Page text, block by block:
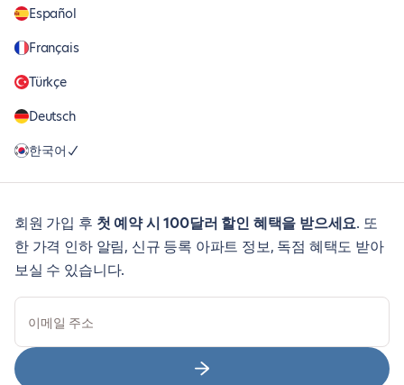
Español
Français
Türkçe
Deutsch
한국어
회원 가입 후 첫 예약 시 100달러 할인 혜택을 받으세요. 또
한 가격 인하 알림, 신규 등록 아파트 정보, 독점 혜택도 받아
보실 수 있습니다.
이메일 주소